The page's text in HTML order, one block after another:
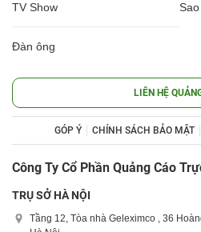
TV Show
Đàn ông
LIÊN HỆ
GÓP Ý CHÍNH SÁCH BẢO MẬT
Công Ty Cổ Phần Quảng Cáo
TRỤ SỞ HÀ NỘI
Tầng 12, Tòa nhà Geleximco , 36